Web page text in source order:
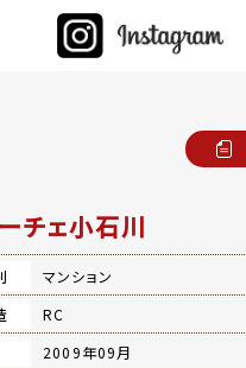
チェ小石川
マンション
RC
2009年09月